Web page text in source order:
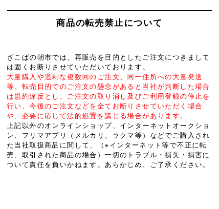
商品の転売禁止について
ざこばの朝市では、再販売を目的としたご注文につきまして
は固くお断りさせていただいております。
大量購入や過剰な複数回のご注文、同一住所への大量発送
等、転売目的でのご注文の懸念があると当社が判断した場合
は規約違反とし、ご注文の取り消し及びご利用登録の停止を
行い、今後のご注文などを全てお断りさせていただく場合
や、必要に応じて法的処置を講じる場合があります。
上記以外のオンラインショップ、インターネットオークショ
ン、フリマアプリ（メルカリ、ラクマ等）などでご購入され
た当社取扱商品に関して、（※インターネット等で不正に転
売、取引された商品の場合）一切のトラブル・損失・損害に
ついて責任を負いかねます。あらかじめ、ご了承ください。